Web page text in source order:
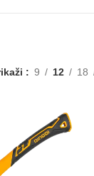
9 12 18